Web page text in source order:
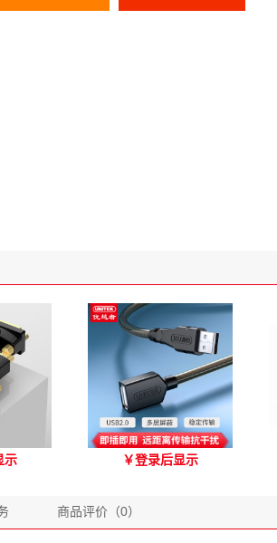
双向互
示
优越者Y-C416A 国标
￥登录后显示
商品评价（0）